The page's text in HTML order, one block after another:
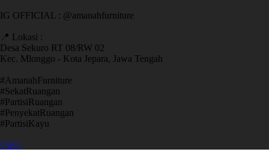
IG OFFICIAL : @amanahfurniture
📍 Lokasi :
Desa Sekuro RT 08/RW 02
Kec. Mlonggo - Kota Jepara, Jawa Tengah
​#AmanahFurniture
​#SekatRuangan
​#PartisiRuangan
​#PenyekatRuangan
​#PartisiKayu
Open